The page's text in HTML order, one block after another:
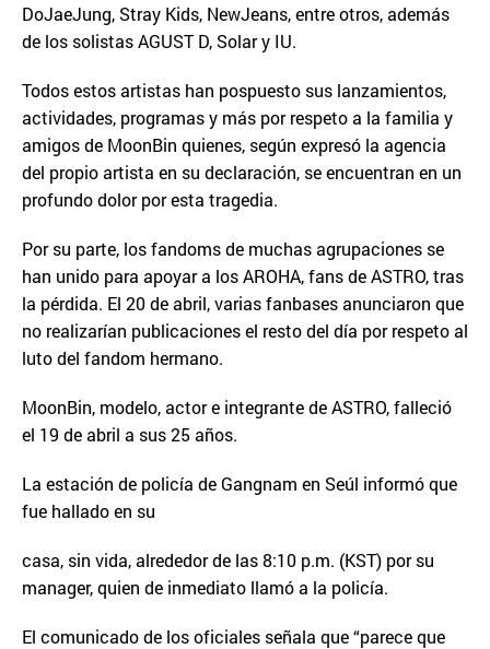
DoJaeJung, Stray Kids, NewJeans, entre otros, además
de los solistas AGUST D, Solar y IU.
Todos estos artistas han pospuesto sus lanzamientos,
actividades, programas y más por respeto a la familia y
amigos de MoonBin quienes, según expresó la agencia
del propio artista en su declaración, se encuentran en un
profundo dolor por esta tragedia.
Por su parte, los fandoms de muchas agrupaciones se
han unido para apoyar a los AROHA, fans de ASTRO, tras
la pérdida. El 20 de abril, varias fanbases anunciaron que
no realizarían publicaciones el resto del día por respeto al
luto del fandom hermano.
MoonBin, modelo, actor e integrante de ASTRO, falleció
el 19 de abril a sus 25 años.
La estación de policía de Gangnam en Seúl informó que
fue hallado en su
casa, sin vida, alrededor de las 8:10 p.m. (KST) por su
manager, quien de inmediato llamó a la policía.
El comunicado de los oficiales señala que “parece que